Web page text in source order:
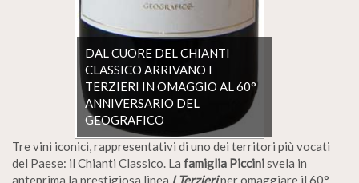
DAL CUORE DEL CHIANTI
CLASSICO ARRIVANO I
TERZIERI IN OMAGGIO AL 60°
ANNIVERSARIO DEL
GEOGRAFICO
Tre vini iconici, rappresentativi di uno dei territori più vocati
del Paese: il Chianti Classico. La famiglia Piccinisvela in
anteprima la prestigiosa linea I Terzieriper omaggiare il 60°